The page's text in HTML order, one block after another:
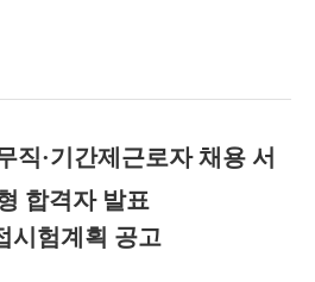
직·기간제근로자 채용 서
합격자 발표
시험계획 공고